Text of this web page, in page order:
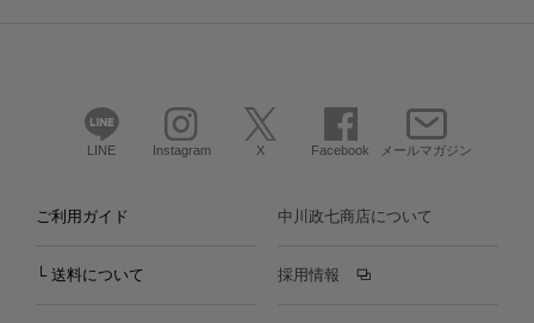
LINE Instagram X Facebook メールマガジン
ご利用ガイド
└ 送料について
中川政七商店について
採用情報